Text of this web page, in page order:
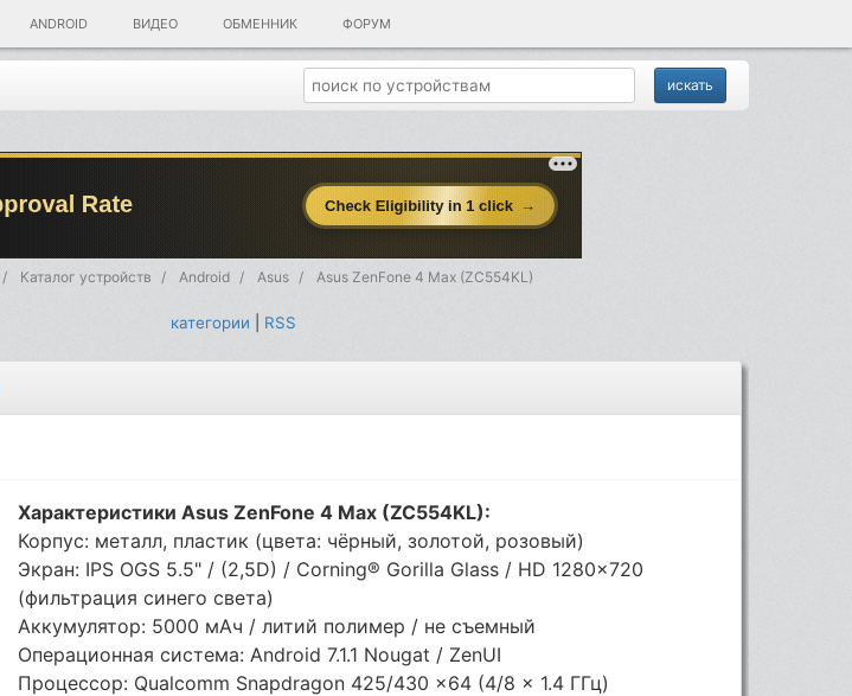
ANDROID ВИДЕО ОБМЕННИК ФОРУМ
Каталог устройств Android Asus Asus ZenFone 4 Max (ZC554KL)
категории RSS
Характеристики Asus ZenFone 4 Max (ZC554KL):
Корпус: металл, пластик (цвета: чёрный, золотой, розовый)
Экран: IPS OGS 5.5" / (2,5D) / Corning® Gorilla Glass / HD 1280x720
(фильтрация синего света)
Аккумулятор: 5000 мАч / литий полимер / не съемный
Операционная система: Android 7.1.1 Nougat / ZenUI
Процессор: Qualcomm Snapdragon 425/430 x64 (4/8 x 1.4 ГГц)